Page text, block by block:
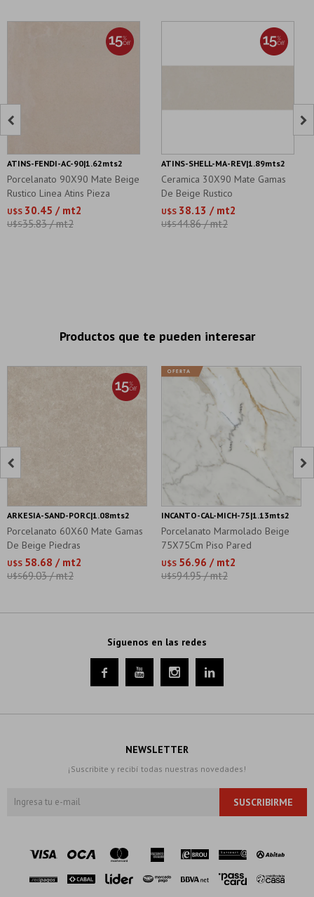
Porcelanato 90X90 Mate Beige
Rustico Linea Atins Pieza
U$S 30.45 / mt2
U$S35.83 / mt2
ATINS-FENDI-AC-90|1.62mts2
Ceramica 30X90 Mate Gamas
De Beige Rustico
U$S 38.13 / mt2
U$S44.86 / mt2
ATINS-SHELL-MA-REV|1.89mts2
 
Productos que te pueden interesar
Porcelanato 60X60 Mate Gamas
De Beige Piedras
U$S 58.68 / mt2
U$S69.03 / mt2
ARKESIA-SAND-PORC|1.08mts2
Porcelanato Marmolado Beige
75X75Cm Piso Pared
U$S 56.96 / mt2
U$S94.95 / mt2
INCANTO-CAL-MICH-75|1.13mts2
 
Síguenos en las redes
   
NEWSLETTER
¡Suscribite y recibí todas nuestras novedades!
SUSCRIBIRME